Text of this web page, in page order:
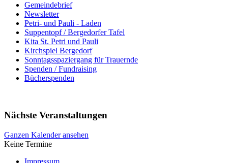
Gemeindebrief
Newsletter
Petri- und Pauli - Laden
Suppentopf / Bergedorfer Tafel
Kita St. Petri und Pauli
Kirchspiel Bergedorf
Sonntagsspaziergang für Trauernde
Spenden / Fundraising
Bücherspenden
Nächste Veranstaltungen
Ganzen Kalender ansehen
Keine Termine
Impressum